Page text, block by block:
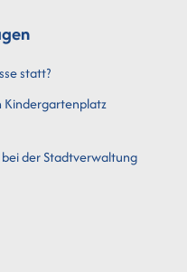
statt?
Kindergartenplatz
der Stadtverwaltung